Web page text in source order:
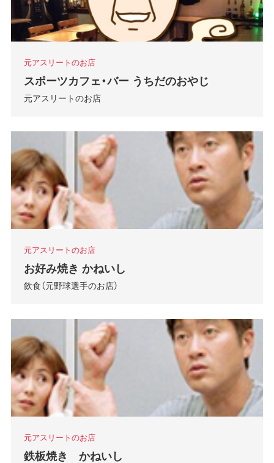
元アスリートのお店
スポーツカフェ・バー うちだのおやじ
元アスリートのお店
元アスリートのお店
お好み焼き かねいし
飲食（元野球選手のお店）
元アスリートのお店
鉄板焼き かねいし